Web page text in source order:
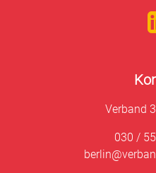
Verband
030 /